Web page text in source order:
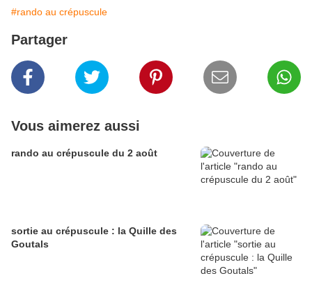
#rando au crépuscule
Partager
Vous aimerez aussi
rando au crépuscule du 2 août
sortie au crépuscule : la Quille des
Goutals